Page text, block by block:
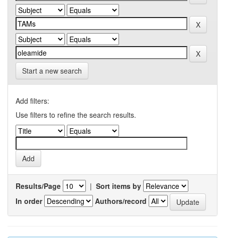
Start a new search
Add filters:
Use filters to refine the search results.
Results/Page | Sort items by
In order
Authors/record